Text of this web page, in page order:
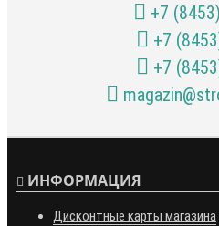
+7
+7
+7
ИНФОРМАЦИЯ
Дисконтные карты магазина